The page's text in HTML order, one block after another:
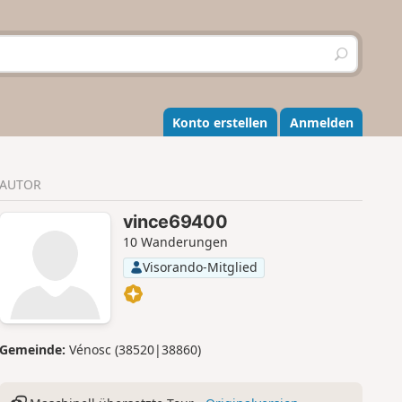
S
u
h
e
n
Konto erstellen Anmelden
AUTOR
vince69400
10 Wanderungen
Visorando-Mitglied
Gemeinde: Vénosc (38520|38860)